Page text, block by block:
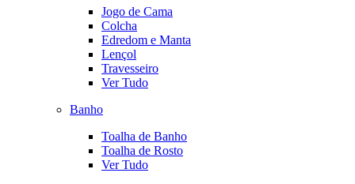
Jogo de Cama
Colcha
Edredom e Manta
Lençol
Travesseiro
Ver Tudo
Banho
Toalha de Banho
Toalha de Rosto
Ver Tudo